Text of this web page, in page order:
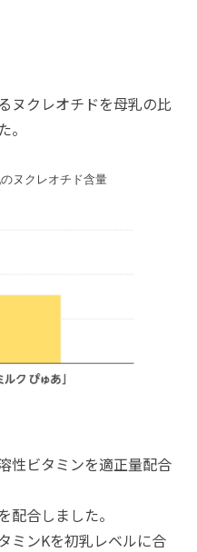
ヌクレオチドを母乳の比
ヌクレオチド含量
性ビタミンを適正量配合
配合しました。
ミンKを初乳レベルに合